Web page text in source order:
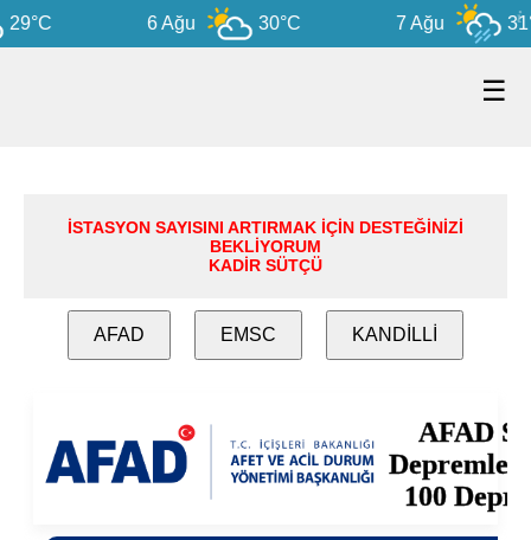
29°C 6 Ağu 30°C 7 Ağu
☰
İSTASYON SAYISINI ARTIRMAK İÇİN DESTEĞİNİZİ
BEKLİYORUM
KADİR SÜTÇÜ
AFAD EMSC KANDİLLİ